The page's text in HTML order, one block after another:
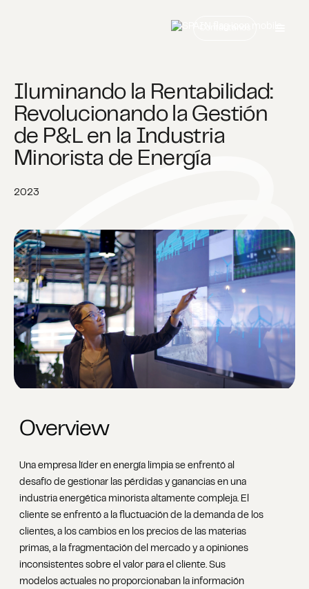
Iluminando la Rentabilidad:
Revolucionando la Gestión
de P&L en la Industria
Minorista de Energía
2023
Overview
Una empresa líder en energía limpia se enfrentó al
desafío de gestionar las pérdidas y ganancias en una
industria energética minorista altamente compleja. El
cliente se enfrentó a la fluctuación de la demanda de los
clientes, a los cambios en los precios de las materias
primas, a la fragmentación del mercado y a opiniones
inconsistentes sobre el valor para el cliente. Sus
modelos actuales no proporcionaban la información